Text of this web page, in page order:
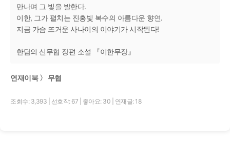
만나며 그 빛을 발한다.
이한, 그가 펼치는 진홍빛 복수의 아름다운 향연.
지금 가슴 뜨거운 사나이의 이야기가 시작된다!
한담의 신무협 장편 소설 『이한무장』
연재이북 〉 무협
조회수: 3,393 선호작: 67 좋아요: 30 연재글: 18